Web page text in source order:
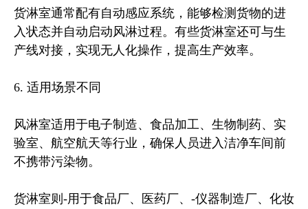
货淋室通常配有自动感应系统，能够检测货物的进
入状态并自动启动风淋过程。有些货淋室还可与生
产线对接，实现无人化操作，提高生产效率。
6. 适用场景不同
风淋室适用于电子制造、食品加工、生物制药、实
验室、航空航天等行业，确保人员进入洁净车间前
不携带污染物。
货淋室则-用于食品厂、医药厂、-仪器制造厂、化妆